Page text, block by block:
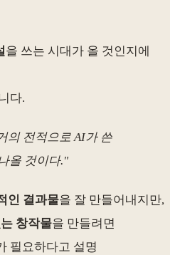
을 쓰는 시대가 올 것인지에
다.
의 전적으로 AI가 쓴
올 것이다."
인 결과물을 잘 만들어내지만,
창작물을 만들려면
필요하다고 설명